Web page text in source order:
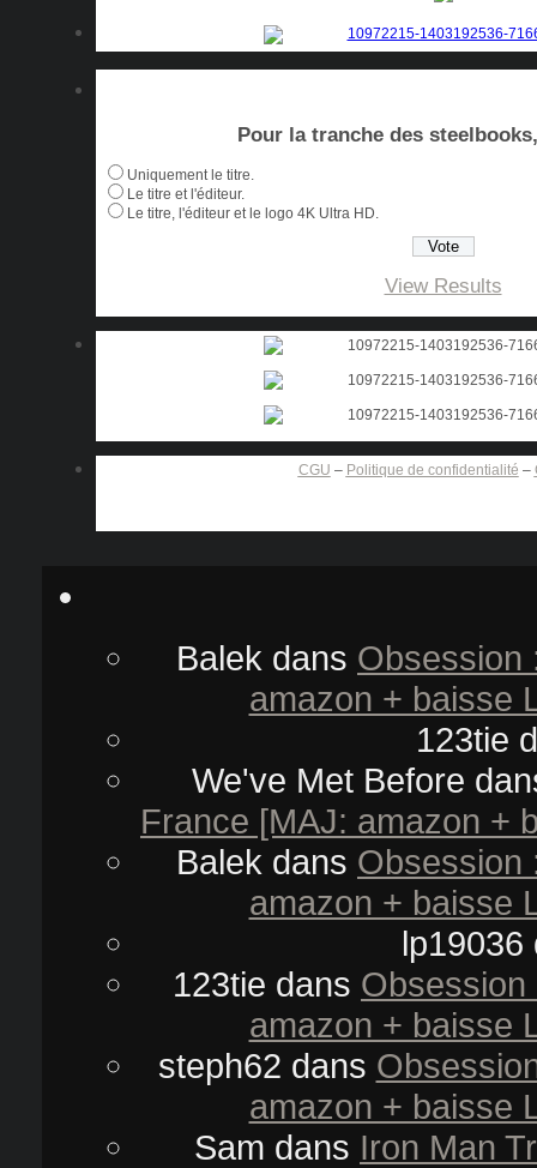
Pour la tranche des
Uniquement le titre.
Le titre et l'éditeur.
Le titre, l'éditeur et le logo 4K Ultra HD.
View Results
CGU – Politique de confidentialité –
Balek dans Obsession
amazon + baisse
123tie
We've Met Before
France [MAJ: amazon +
Balek dans Obsession
amazon + baisse
lp19036
123tie dans
amazon + baisse
steph62 dans
amazon + baisse
Sam dans Iron Man